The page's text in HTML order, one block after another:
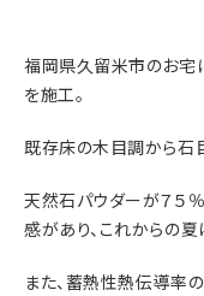
福岡県久留米市のお宅
を施工。
既存床の木目調から石
天然石パウダーが７５
感があり、これからの
また、蓄熱性熱伝導率